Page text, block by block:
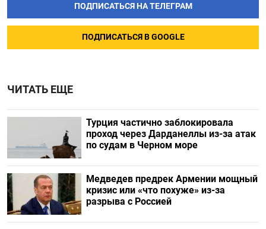
ПОДПИСАТЬСЯ НА ТЕЛЕГРАМ
ПОДПИСАТЬСЯ В GOOGLE
ЧИТАТЬ ЕЩЕ
Турция частично заблокировала
проход через Дарданеллы из-за атак
по судам в Черном море
Медведев предрек Армении мощный
кризис или «что похуже» из-за
разрыва с Россией